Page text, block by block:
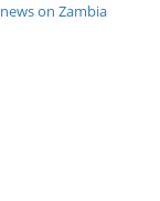
on Zambia